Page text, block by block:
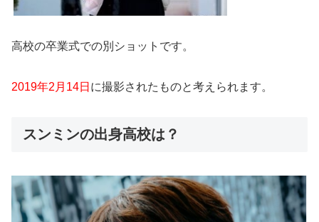
高校の卒業式での別ショットです。
2019年2月14日 に撮影されたものと考えられます。
スンミンの出身高校は？